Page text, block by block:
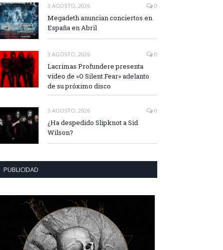
3 AGOSTO, 2026 0
Megadeth anuncian conciertos en
España en Abril
3 AGOSTO, 2026 0
Lacrimas Profundere presenta
vídeo de «O Silent Fear» adelanto
de su próximo disco
3 AGOSTO, 2026 0
¿Ha despedido Slipknot a Sid
Wilson?
PUBLICIDAD